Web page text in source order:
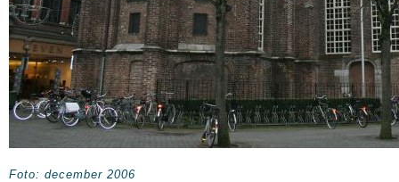
Foto: december 2006